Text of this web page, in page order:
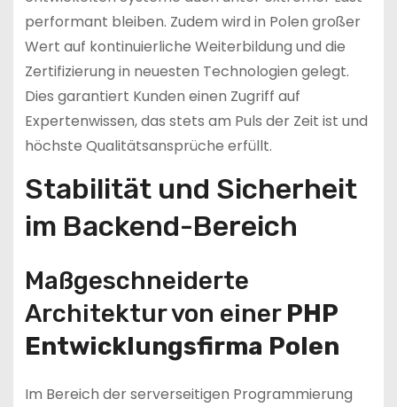
performant bleiben. Zudem wird in Polen großer
Wert auf kontinuierliche Weiterbildung und die
Zertifizierung in neuesten Technologien gelegt.
Dies garantiert Kunden einen Zugriff auf
Expertenwissen, das stets am Puls der Zeit ist und
höchste Qualitätsansprüche erfüllt.
Stabilität und Sicherheit
im Backend-Bereich
Maßgeschneiderte
Architektur von einer PHP
Entwicklungsfirma Polen
Im Bereich der serverseitigen Programmierung